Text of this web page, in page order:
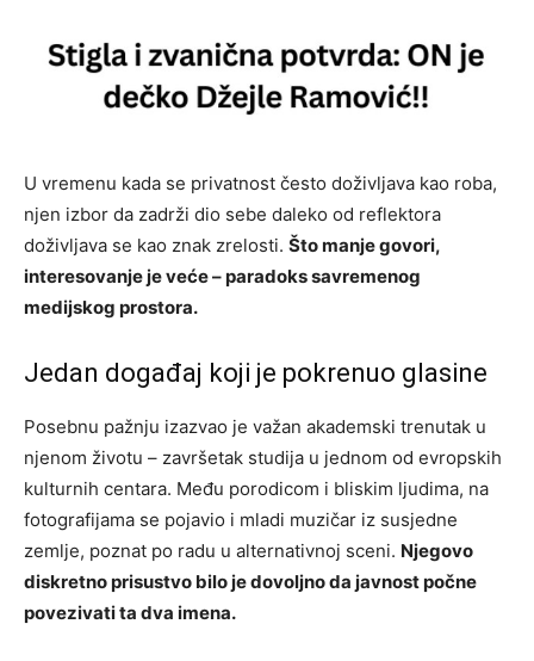
U vremenu kada se privatnost često doživljava kao roba,
njen izbor da zadrži dio sebe daleko od reflektora
doživljava se kao znak zrelosti. Što manje govori,
interesovanje je veće – paradoks savremenog
medijskog prostora.
Jedan događaj koji je pokrenuo glasine
Posebnu pažnju izazvao je važan akademski trenutak u
njenom životu – završetak studija u jednom od evropskih
kulturnih centara. Među porodicom i bliskim ljudima, na
fotografijama se pojavio i mladi muzičar iz susjedne
zemlje, poznat po radu u alternativnoj sceni. Njegovo
diskretno prisustvo bilo je dovoljno da javnost počne
povezivati ta dva imena.